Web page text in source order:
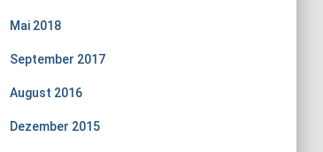
Mai 2018
September 2017
August 2016
Dezember 2015